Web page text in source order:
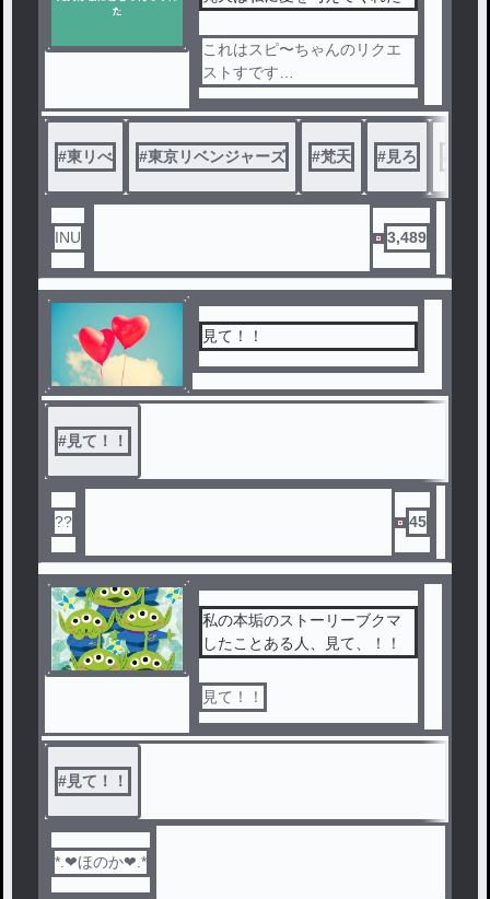
これはスピ〜ちゃんのリクエ
ストすです
見ていってねぇ
いいねコメントよろぴく
最近ネタが思いつかん((雑談す
な
#東リべ #東京リベンジャーズ #梵天 #見ろ
INU 3,489
見て！！
#見て！！
?? 45
私の本垢のストーリーブクマ
したことある人、見て、！！
見て！！
#見て！！
*.❤︎ほのか❤︎.*